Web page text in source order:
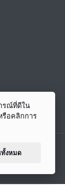
รณ์ที่ดีใน
รือคลิกการ
ทั้งหมด